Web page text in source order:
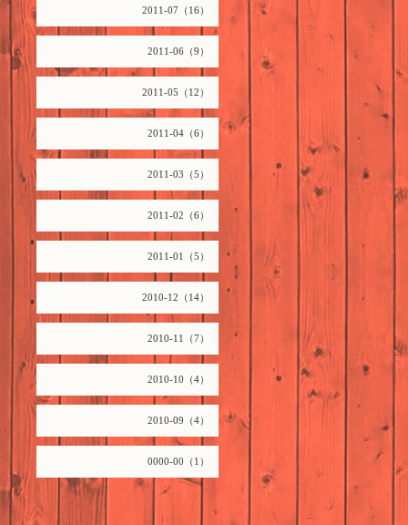
2011-07（16）
2011-06（9）
2011-05（12）
2011-04（6）
2011-03（5）
2011-02（6）
2011-01（5）
2010-12（14）
2010-11（7）
2010-10（4）
2010-09（4）
0000-00（1）